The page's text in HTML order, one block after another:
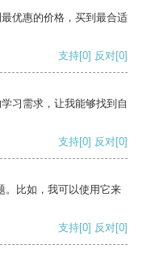
优惠的价格，买到最合适
支持[0] 反对[0]
习需求，让我能够找到自
支持[0] 反对[0]
。比如，我可以使用它来
支持[0] 反对[0]